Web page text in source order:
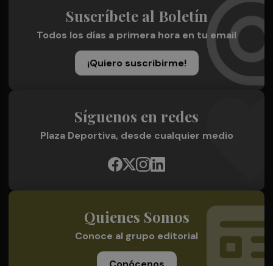
Suscríbete al Boletín
Todos los días a primera hora en tu email
¡Quiero suscribirme!
Síguenos en redes
Plaza Deportiva, desde cualquier medio
Quienes Somos
Conoce al grupo editorial